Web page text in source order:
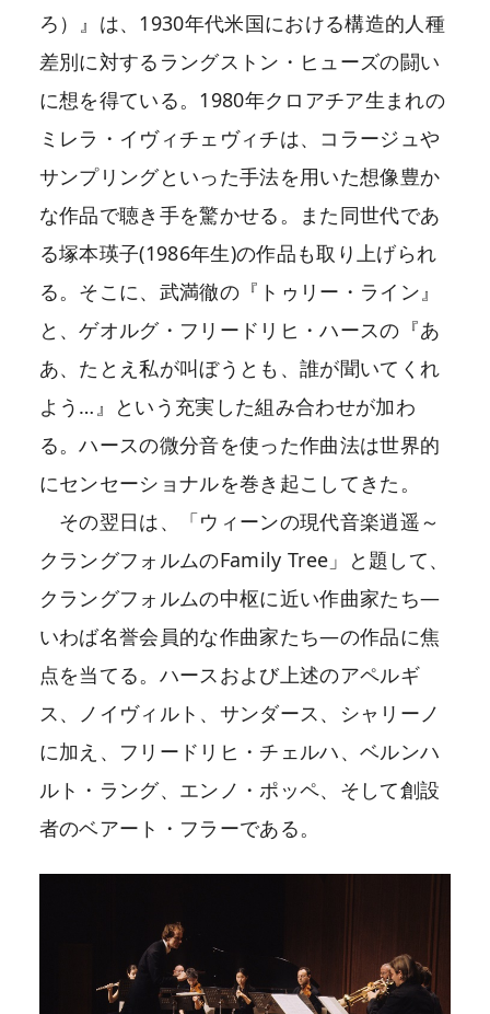
ろ）』は、1930年代米国における構造的人種
差別に対するラングストン・ヒューズの闘い
に想を得ている。1980年クロアチア生まれの
ミレラ・イヴィチェヴィチは、コラージュや
サンプリングといった手法を用いた想像豊か
な作品で聴き手を驚かせる。また同世代であ
る塚本瑛子(1986年生)の作品も取り上げられ
る。そこに、武満徹の『トゥリー・ライン』
と、ゲオルグ・フリードリヒ・ハースの『あ
あ、たとえ私が叫ぼうとも、誰が聞いてくれ
よう…』という充実した組み合わせが加わ
る。ハースの微分音を使った作曲法は世界的
にセンセーショナルを巻き起こしてきた。
その翌日は、「ウィーンの現代音楽逍遥～
クラングフォルムのFamily Tree」と題して、
クラングフォルムの中枢に近い作曲家たち―
いわば名誉会員的な作曲家たち―の作品に焦
点を当てる。ハースおよび上述のアペルギ
ス、ノイヴィルト、サンダース、シャリーノ
に加え、フリードリヒ・チェルハ、ベルンハ
ルト・ラング、エンノ・ポッペ、そして創設
者のベアート・フラーである。